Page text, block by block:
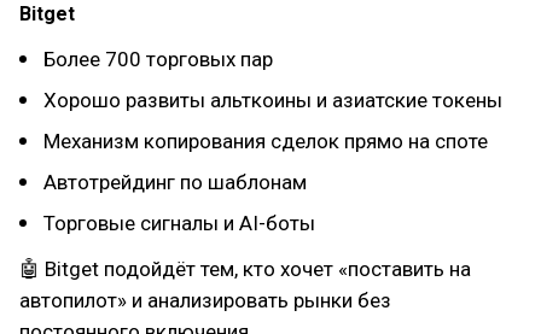
Bitget
Более 700 торговых пар
Хорошо развиты альткоины и азиатские токены
Механизм копирования сделок прямо на споте
Автотрейдинг по шаблонам
Торговые сигналы и AI-боты
🤖 Bitget подойдёт тем, кто хочет «поставить на
автопилот» и анализировать рынки без